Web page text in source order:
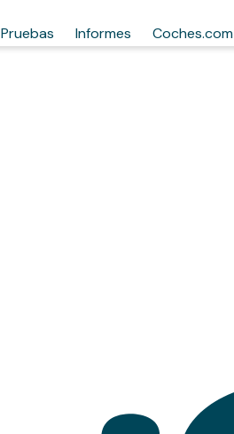
Pruebas Informes Coches.com